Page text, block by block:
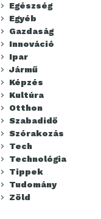
Egészség
Egyéb
Gazdaság
Innováció
Ipar
Jármű
Képzés
Kultúra
Otthon
Szabadidő
Szórakozás
Tech
Technológia
Tippek
Tudomány
Zöld